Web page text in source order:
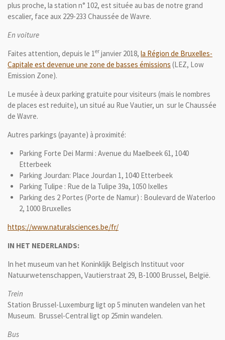
plus proche, la station n° 102, est située au bas de notre grand
escalier, face aux 229-233 Chaussée de Wavre.
En voiture
Faites attention, depuis le 1er janvier 2018, la Région de Bruxelles-
Capitale est devenue une zone de basses émissions (LEZ, Low
Emission Zone).
Le musée à deux parking gratuite pour visiteurs (mais le nombres
de places est reduite), un situé au Rue Vautier, un sur le Chaussée
de Wavre.
Autres parkings (payante) à proximité:
Parking Forte Dei Marmi : Avenue du Maelbeek 61, 1040
Etterbeek
Parking Jourdan: Place Jourdan 1, 1040 Etterbeek
Parking Tulipe : Rue de la Tulipe 39a, 1050 Ixelles
Parking des 2 Portes (Porte de Namur) : Boulevard de Waterloo
2, 1000 Bruxelles
https://www.naturalsciences.be/fr/
IN HET NEDERLANDS:
In het museum van het Koninklijk Belgisch Instituut voor
Natuurwetenschappen, Vautierstraat 29, B-1000 Brussel, België.
Trein
Station Brussel-Luxemburg ligt op 5 minuten wandelen van het
Museum. Brussel-Central ligt op 25min wandelen.
Bus